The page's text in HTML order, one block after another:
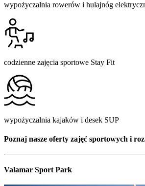
wypożyczalnia rowerów i hulajnóg
codzienne zajęcia sportowe Stay Fit
wypożyczalnia kajaków i desek SUP
Poznaj nasze oferty zajęć sportowych i
Valamar Sport Park